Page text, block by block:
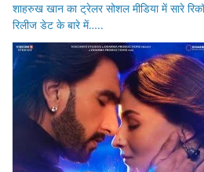
शाहरुख खान का ट्रेलर सोशल मीडिया में सारे
रिलीज डेट के बारे में…..